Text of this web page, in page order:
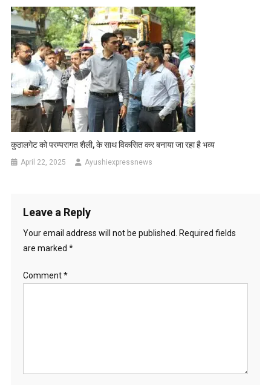
कुठालगेट को परम्परागत शैली, के साथ विकसित कर बनाया जा रहा है भव्य
April 22, 2025 Ayushiexpressnews
Leave a Reply
Your email address will not be published.
Required fields
are marked *
Comment*